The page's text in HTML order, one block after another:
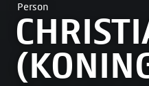
Person